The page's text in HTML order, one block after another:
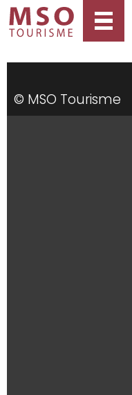
© MSO Tourisme